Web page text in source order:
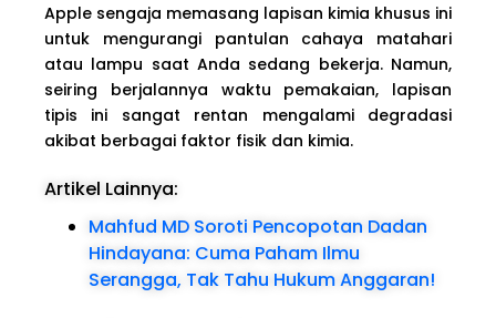
Apple sengaja memasang lapisan kimia khusus ini
untuk mengurangi pantulan cahaya matahari
atau lampu saat Anda sedang bekerja. Namun,
seiring berjalannya waktu pemakaian, lapisan
tipis ini sangat rentan mengalami degradasi
akibat berbagai faktor fisik dan kimia.
Artikel Lainnya:
Mahfud MD Soroti Pencopotan Dadan
Hindayana: Cuma Paham Ilmu
Serangga, Tak Tahu Hukum Anggaran!